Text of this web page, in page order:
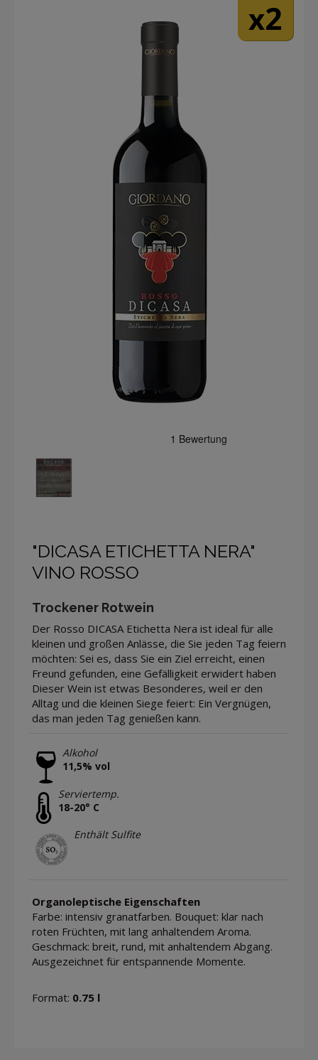
"DICASA ETICHETTA NERA"
VINO ROSSO
Trockener Rotwein
Der Rosso DICASA Etichetta Nera ist ideal für alle
kleinen und großen Anlässe, die Sie jeden Tag feiern
möchten: Sei es, dass Sie ein Ziel erreicht, einen
Freund gefunden, eine Gefälligkeit erwidert haben
Dieser Wein ist etwas Besonderes, weil er den
Alltag und die kleinen Siege feiert: Ein Vergnügen,
das man jeden Tag genießen kann.
Alkohol
11,5% vol
Serviertemp.
18-20° C
Enthält Sulfite
Organoleptische Eigenschaften
Farbe: intensiv granatfarben. Bouquet: klar nach
roten Früchten, mit lang anhaltendem Aroma.
Geschmack: breit, rund, mit anhaltendem Abgang.
Ausgezeichnet für entspannende Momente.
Format: 0.75 l
x2